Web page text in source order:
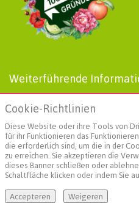
Weiterführende
AGBs
Datenschutz
Landgard
Social Media
Cookie-Richtlinien
Diese Website oder ihre Tools von
für ihr Funktionieren das
die erforderlich sind, um die in der
zu erreichen. Sie akzeptieren die
dieses Banner schließen oder
Schaltfläche klicken oder indem Sie
Accepteren Weigeren